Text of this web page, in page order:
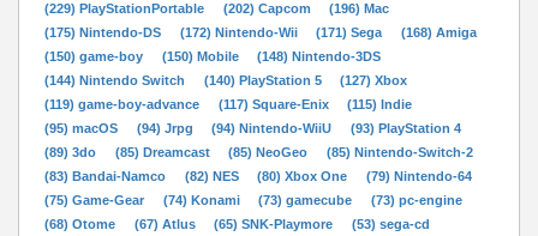
(229) PlayStationPortable
(202) Capcom
(196) Mac
(175) Nintendo-DS
(172) Nintendo-Wii (171) Sega
(168) Amiga
(150) game-boy
(150) Mobile
(148) Nintendo-3DS
(144) Nintendo Switch
(140) PlayStation 5
(127) Xbox
(119) game-boy-advance
(117) Square-Enix
(115) Indie
(95) macOS
(94) Jrpg (94) Nintendo-WiiU
(93) PlayStation 4
(89) 3do
(85) Dreamcast (85) NeoGeo
(85) Nintendo-Switch-2
(83) Bandai-Namco
(82) NES (80) Xbox One
(79) Nintendo-64
(75) Game-Gear
(74) Konami (73) gamecube
(73) pc-engine
(68) Otome
(67) Atlus (65) SNK-Playmore
(53) sega-cd